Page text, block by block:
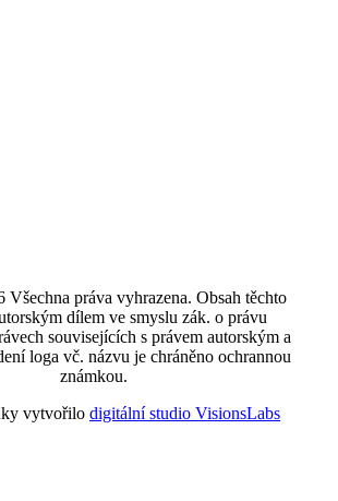
práva vyhrazena. Obsah těchto
dílem ve smyslu zák. o právu
souvisejících s právem autorským a
loga vč. názvu je chráněno ochrannou
známkou.
vytvořilo digitální studio VisionsLabs